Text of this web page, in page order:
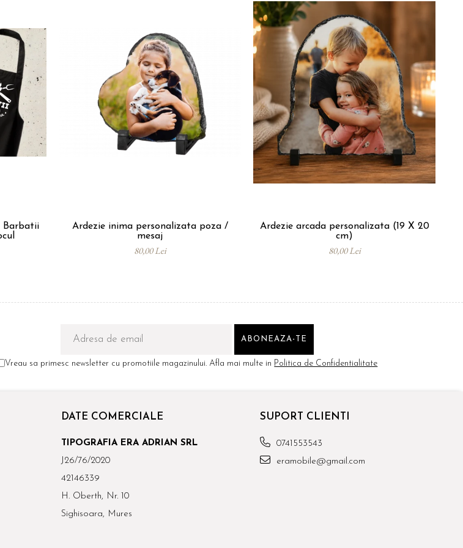
Barbatii
Ardezie inima personalizata poza /
mesaj
80,00 Lei
Ardezie arcada personalizata (19 X 20
cm)
80,00 Lei
Vreau sa primesc newsletter cu promotiile magazinului. Afla mai multe in Politica de Confidentialitate
DATE COMERCIALE
TIPOGRAFIA ERA ADRIAN SRL
J26/76/2020
42146339
H. Oberth, Nr. 10
Sighisoara, Mures
SUPORT CLIENTI
0741553543
eramobile@gmail.com